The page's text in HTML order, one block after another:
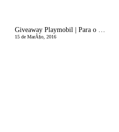
Giveaway Playmobil | Para o menino e para a menina!
15 de MarÃ§o, 2016